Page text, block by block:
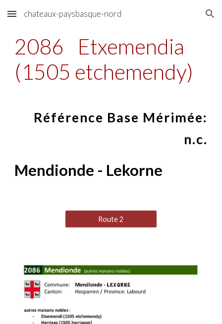
Skip to main content Skip to navigation
chateaux-paysbasque-nord
2086
Etxemendia
(1505 etchemendy)
Référence Base Mérimée:
n.c.
Mendionde - Lekorne
Route 2